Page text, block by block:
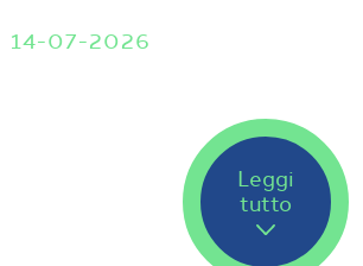
14-07-2026
Leggi
tutto